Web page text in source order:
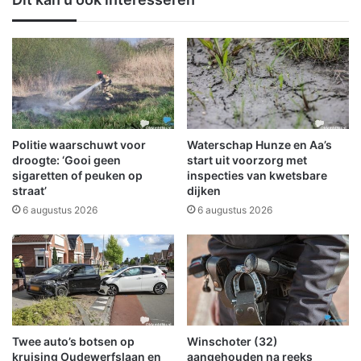
n
s
c
h
o
t
e
n
e
e
n
p
r
m
e
u
r
t
j
e
p
o
o
r
b
r
u
g
o
v
e
r
d
E
e
m
s
w
o
r
Politie waarschuwt voor
droogte: ‘Gooi geen
sigaretten of peuken op
straat’
6 augustus 2026
Waterschap Hunze en Aa’s
start uit voorzorg met
inspecties van kwetsbare
dijken
6 augustus 2026
Twee auto’s botsen op
kruising Oudewerfslaan en
Winschoter (32)
aangehouden na reeks